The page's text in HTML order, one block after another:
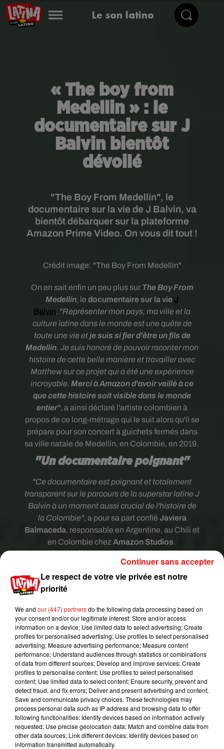
Le son latino
« The boy from
Medellin » : le
documentaire sur J
Balvin bientôt
dévoilé
"The Boy From Medellín", le
documentaire sur la vie de J Balvin, va
bientôt débarquer sur la plateforme
Amazon Prime Video. On vous dit tout !
Crédit image: "The Boy From Medellín"
On en sait enfin un peu plus sur The Boy From
Medellín, le documentaire sur la vie J
Balvin. "Représenter mon pays, ma ville et la
culture latine dans le monde est une quête de
toute une vie etje suis si fier d'être un fils de
Medellín. Je suis honoré de pouvoir raconter mon
histoire de cette belle manière et travailler avec
Matthew sur ce projet qui a été une expérience
incroyable. Merci à Amazon d'avoir veillé à ce
que cette histoire soit visible dans le monde
entier", a ainsi déclaré l'artiste colombien à
propos de ce long-métrage qui le suit alors qu'il se
prépare pour son concert à guichets fermés dans
sa ville natale de Medellín, en Colombie, en 2019.
"Un documentaire poignant"
"Ce documentaire est poignant et totalement
transparent sur le parcours de la superstar latine J
Balvin à un moment aussi crucial de l'histoire de
la Colombie", a pour sa part confié Javiera
Balmaceda, responsable en Argentine, au Chili et
en Colombie chez Amazon Studios.
Le cinéaste Matthew Heineman est un maître de
perspective d'une icône de la musique
internationale. Nous sommes ravis d'accueillir de
nouveau Matthew dans la famille Amazon et de
partager l'histoire de J Balvin avec nos clients
mondiaux", a-t-il poursuivi dans un communiqué.
Le respect de votre vie privée est notre
priorité
We and our (447) partnersdo the following data processing based on
your consent and/or our legitimate interest: Store and/or access
information on a device; Use limited data to select advertising; Create
profiles for personalised advertising; Use profiles to select personalised
advertising; Measure advertising performance; Measure content
performance; Understand audiences through statistics or combinations
of data from different sources; Develop and improve services; Create
profiles to personalise content; Use profiles to select personalised
content; Use limited data to select content; Ensure security, prevent and
detect fraud, and fix errors; Deliver and present advertising and content;
Save and communicate privacy choices. These technologies may
process personal data such as IP address and browsing data to offer
following functionalities: Identify devices based on information actively
requested; Use precise geolocation data; Match and combine data from
other data sources; Link different devices; Identify devices based on
information transmitted automatically.
Continuer sans accepter